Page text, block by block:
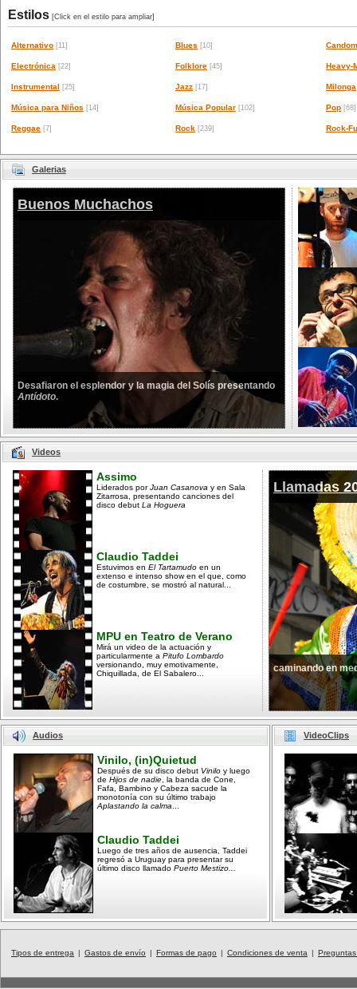
Estilos [Click en el estilo para ampliar]
Alternativo [11] Blues [10]
Electrónica [22] Folklore [45] Heavy-
Instrumental [25] Jazz [17] Milonga
Música para Niños [14] Música Popular [102] Pop [68]
Reggae [7] Rock [239] Rock-
Galerias
Buenos Muchachos
Desafiaron el esplendor y la magia del Solís presentando
Antídoto.
Videos
Assimo
Liderados porJuan Casanova y en Sala
Zitarrosa, presentando canciones del
disco debut La Hoguera
Claudio Taddei
Estuvimos en El Tartamudo en un
extenso e intenso show en el que, como
de costumbre, se mostró al natural...
MPU en Teatro de Verano
Mirá un video de la actuación y
particularmente a Pitufo Lombardo
versionando, muy emotivamente,
Chiquillada, de El Sabalero...
Llamadas
caminando en
Audios
Vinilo, (in)Quietud
Después de su disco debut Vinilo y luego
de Hijos de nadie , la banda de Cone,
Fafa, Bambino y Cabeza sacude la
monotonía con su último trabajo
Aplastando la calma
Claudio Taddei
Luego de tres años de ausencia, Taddei
regresó a Uruguay para presentar su
último disco llamado Puerto Mestizo...
VideoClips
Tipos de entrega | Gastos de envío | Formas de pago | Condiciones de venta |